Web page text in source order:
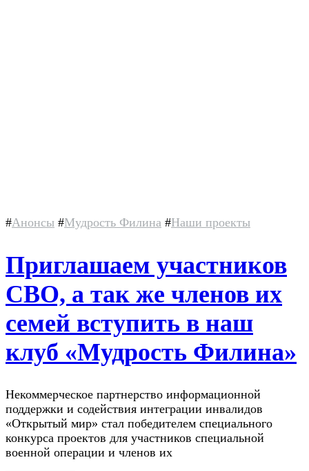
#Анонсы #Мудрость Филина #Наши проекты
Приглашаем участников
СВО, а так же членов их
семей вступить в наш
клуб «Мудрость Филина»
Некоммерческое партнерство информационной
поддержки и содействия интеграции инвалидов
«Открытый мир» стал победителем специального
конкурса проектов для участников специальной
военной операции и членов их